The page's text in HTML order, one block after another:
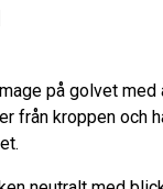
på golvet med
från kroppen och